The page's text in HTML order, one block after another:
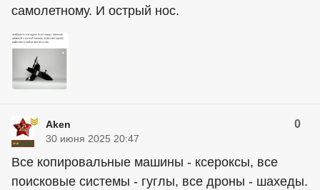
самолетному. И острый нос.
Aken 0
30 июня 2025 20:47
Все копировальные машины - ксероксы, все
поисковые системы - гуглы, все дроны - шахеды.